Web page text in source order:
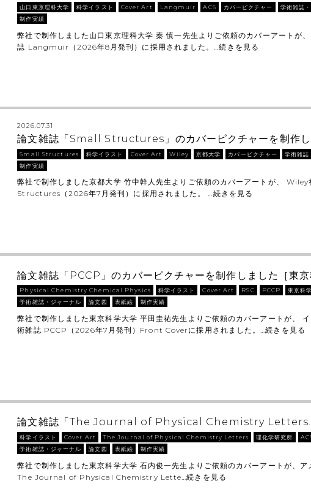
山口東京理科大学 科学イラスト Cover Art Langmuir ACS カバーピクチャー 学術雑誌
制作実績
弊社で制作しました山口東京理科大学 秦 慎一先生よりご依頼のカバーアートが
誌 Langmuir（2026年8月発刊）に採用されました。…続きを見る
2026.07.31
論文雑誌「Small Structures」のカバーピクチャーを制作し
Small Structures 科学イラスト Cover Art Wiley 京都大学 カバーピクチャー 学術雑誌
制作実績
弊社で制作しました京都大学 竹中幹人先生よりご依頼のカバーアートが、
Structures（2026年7月発刊）に採用されました。 …続きを見る
論文雑誌「PCCP」のカバーピクチャーを制作しました［東京
Physical Chemistry Chemical Physics 科学イラスト Cover Art RSC PCCP 東京科
学術雑誌・ジャーナル
論文図 表紙絵 制作実績
弊社で制作しました東京科学大学 平田圭祐先生よりご依頼のカバーアートが、
術雑誌 PCCP（2026年7月発刊）Front Coverに採用されました。…続きを見る
論文雑誌「The Journal of Physical Chemistry
科学イラスト Cover Art The Journal of Physical Chemistry Letters 理化学研究所
学術雑誌・ジャーナル
論文図 表紙絵 制作実績
弊社で制作しました東京科学大学 石内俊一先生よりご依頼のカバーアートが、
The Journal of Physical Chemistry Lette…続きを見る